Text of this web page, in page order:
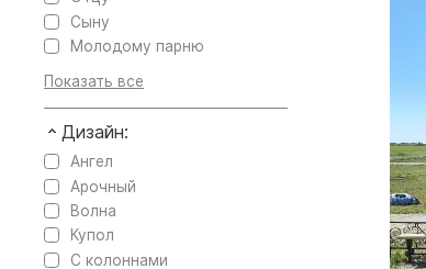
Сыну
Молодому парню
Дизайн:
Ангел
Арочный
Волна
Купол
С колоннами